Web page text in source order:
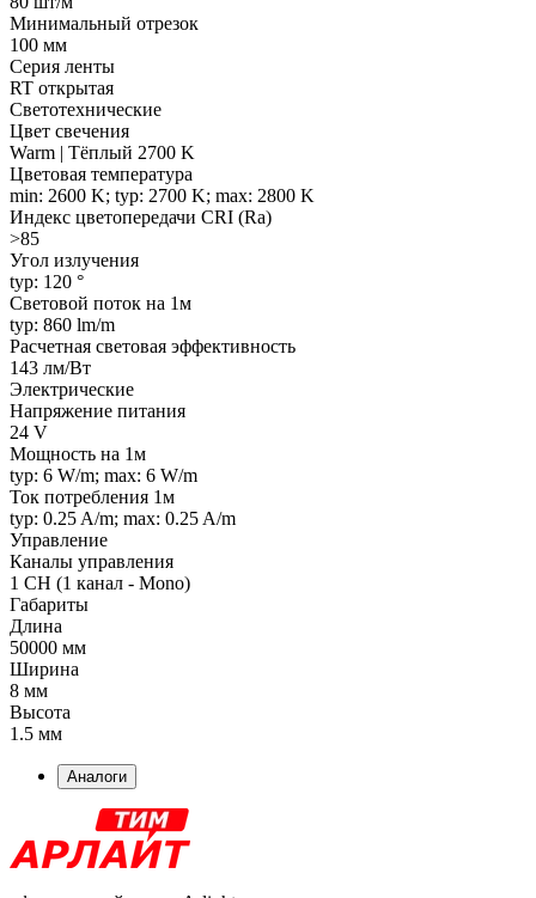
Минимальный отрезок
100 мм
Серия ленты
RT открытая
Светотехнические
Цвет свечения
Warm | Тёплый 2700 K
Цветовая температура
min: 2600 K; typ: 2700 K; max: 2800 K
Индекс цветопередачи CRI (Ra)
>85
Угол излучения
typ: 120 °
Световой поток на 1м
typ: 860 lm/m
Расчетная световая эффективность
143 лм/Вт
Электрические
Напряжение питания
24 V
Мощность на 1м
typ: 6 W/m; max: 6 W/m
Ток потребления 1м
typ: 0.25 A/m; max: 0.25 A/m
Управление
Каналы управления
1 CH (1 канал - Mono)
Габариты
Длина
50000 мм
Ширина
8 мм
Высота
1.5 мм
Аналоги